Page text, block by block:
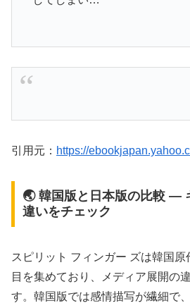
引用元： https://
🌏 韓国版と日本版の比較 ―
違いをチェック
スピリット フィンガー ズは韓国
目を集めており、メディア展開の
す。韓国版では感情描写が繊細で